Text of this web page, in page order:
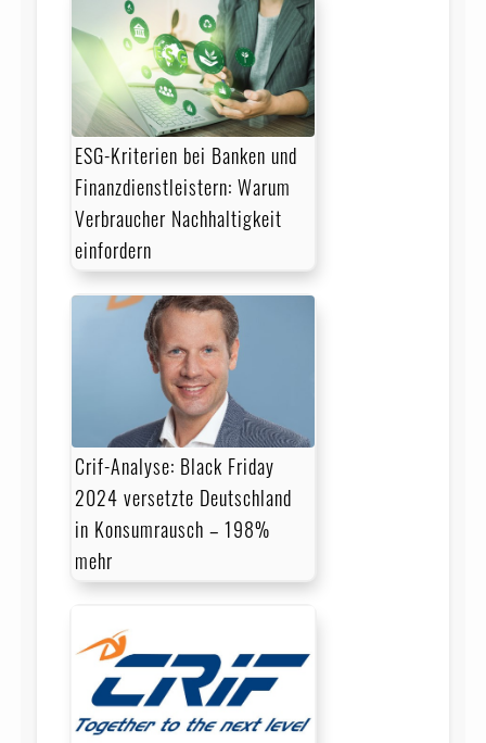
ESG-Kriterien bei Banken und
Finanzdienstleistern: Warum
Verbraucher Nachhaltigkeit
einfordern
Crif-Analyse: Black Friday
2024 versetzte Deutschland
in Konsumrausch – 198%
mehr